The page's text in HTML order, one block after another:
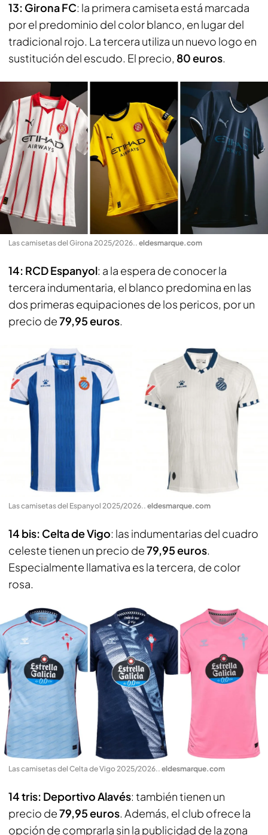
13: Girona FC: la primera camiseta está marcada
por el predominio del color blanco, en lugar del
tradicional rojo. La tercera utiliza un nuevo logo en
sustitución del escudo. El precio, 80 euros.
Las camisetas del Girona 2025/2026.. eldesmarque.com
14: RCD Espanyol: a la espera de conocer la
tercera indumentaria, el blanco predomina en las
dos primeras equipaciones de los pericos, por un
precio de79,95 euros.
Las camisetas del Espanyol 2025/2026.. eldesmarque.com
14 bis: Celta de Vigo: las indumentarias del cuadro
celeste tienen un precio de79,95 euros.
Especialmente llamativa es la tercera, de color
rosa.
Las camisetas del Celta de Vigo 2025/2026.. eldesmarque.com
14 tris: Deportivo Alavés: también tienen un
precio de79,95 euros. Además, el club ofrece la
opción de comprarla sin la publicidad de la zona